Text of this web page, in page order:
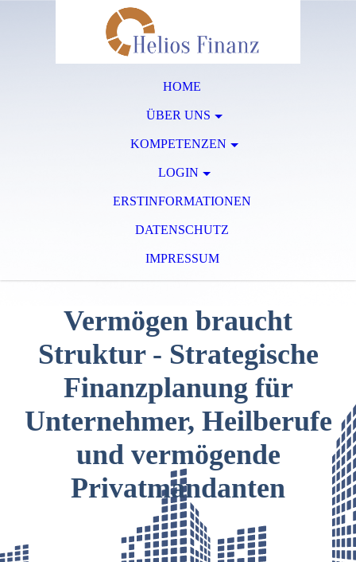
HOME
ÜBER UNS
KOMPETENZEN
LOGIN
ERSTINFORMATIONEN
DATENSCHUTZ
IMPRESSUM
Vermögen braucht
Struktur - Strategische
Finanzplanung für
Unternehmer, Heilberufe
und vermögende
Privatmandanten